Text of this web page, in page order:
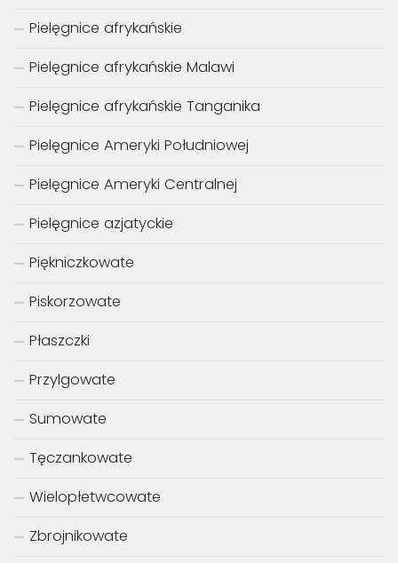
Pielęgnice afrykańskie
Pielęgnice afrykańskie Malawi
Pielęgnice afrykańskie Tanganika
Pielęgnice Ameryki Południowej
Pielęgnice Ameryki Centralnej
Pielęgnice azjatyckie
Piękniczkowate
Piskorzowate
Płaszczki
Przylgowate
Sumowate
Tęczankowate
Wielopłetwcowate
Zbrojnikowate